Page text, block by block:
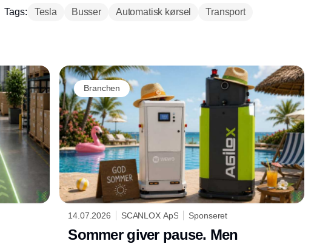
Tags: Tesla Busser Automatisk kørsel Transport
Branchen
14.07.2026 SCANLOX ApS Sponseret
Sommer giver pause. Men